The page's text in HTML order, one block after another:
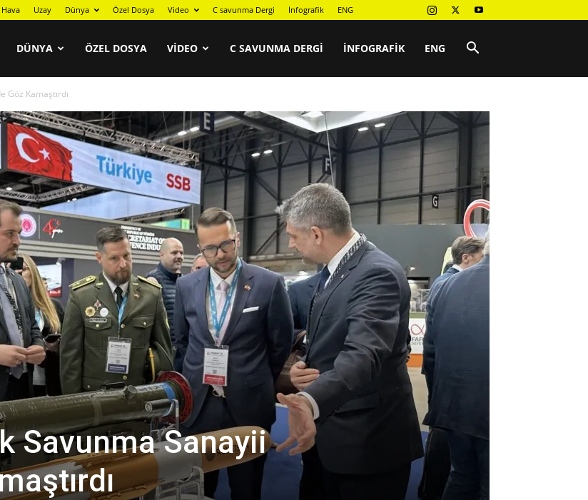
Hava Uzay Dünya Özel Dosya Video C savunma Dergi İnfografik ENG
DÜNYA ÖZEL DOSYA VIDEO C SAVUNMA DERGI İNFOGRAFIK ENG
Göz Kamaştırdı
Savunma Sanayii